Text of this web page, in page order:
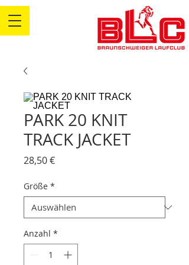
PARK 20 KNIT
TRACK JACKET
28,50 €Preis
Größe *
Anzahl *